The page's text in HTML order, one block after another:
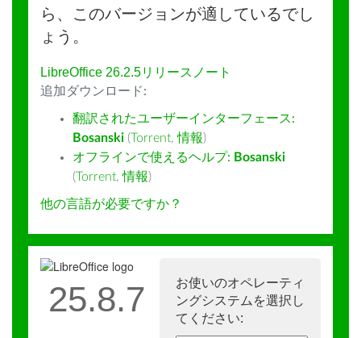
ら、このバージョンが適しているでし
ょう。
LibreOffice 26.2.5リリースノート
追加ダウンロード:
翻訳されたユーザーインターフェース:
Bosanski (Torrent,情報)
オフラインで使えるヘルプ: Bosanski
(Torrent,情報)
他の言語が必要ですか？
お使いのオペレーティ
ングシステムを選択し
てください:
25.8.7